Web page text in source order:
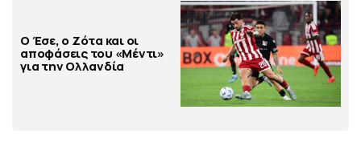
Ο Έσε, ο Ζότα και οι
αποφάσεις του «Μέντι»
για την Ολλανδία